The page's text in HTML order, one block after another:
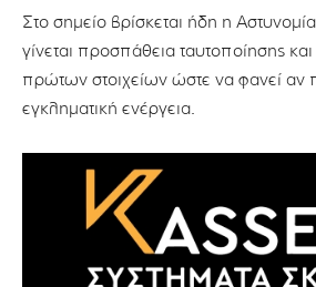
Στο σημείο βρίσκεται ήδη η
γίνεται προσπάθεια ταυτοποίησης
πρώτων στοιχείων ώστε να φανεί αν
εγκληματική ενέργεια.